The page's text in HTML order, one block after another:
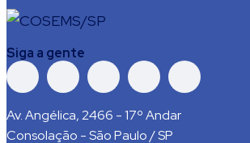
Siga a gente
Av. Angélica, 2466 - 17º Andar
Consolação - São Paulo / SP